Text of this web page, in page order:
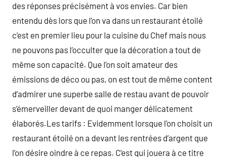
des réponses précisément à vos envies. Car bien
entendu dès lors que l’on va dans un restaurant étoilé
c’est en premier lieu pour la cuisine du Chef mais nous
ne pouvons pas l’occulter que la décoration a tout de
même son capacité. Que l’on soit amateur des
émissions de déco ou pas, on est tout de même content
d’admirer une superbe salle de restau avant de pouvoir
s’émerveiller devant de quoi manger délicatement
élaborés.Les tarifs : Evidemment lorsque l’on choisit un
restaurant étoilé on a devant les rentrées d’argent que
l’on désire oindre à ce repas. C’est qui jouera à ce titre